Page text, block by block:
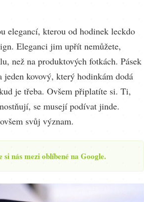
elegancí, kterou od hodinek leckdo
Eleganci jim upřít nemůžete,
než na produktových fotkách. Pásek
kovový, který hodinkám dodá
je třeba. Ovšem připlatíte si. Ti,
se musejí podívat jinde.
svůj význam.
si nás mezi oblíbené na Google.